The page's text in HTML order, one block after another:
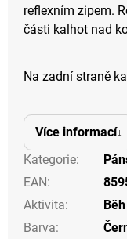
reflexním zipem.
části kalhot nad
Na zadní straně
Více informací
Kategorie:
EAN:
Aktivita:
Běh
Barva: